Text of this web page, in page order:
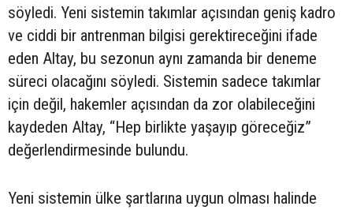
söyledi. Yeni sistemin takımlar açısından geniş kadro
ve ciddi bir antrenman bilgisi gerektireceğini ifade
eden Altay, bu sezonun aynı zamanda bir deneme
süreci olacağını söyledi. Sistemin sadece takımlar
için değil, hakemler açısından da zor olabileceğini
kaydeden Altay, “Hep birlikte yaşayıp göreceğiz”
değerlendirmesinde bulundu.
Yeni sistemin ülke şartlarına uygun olması halinde